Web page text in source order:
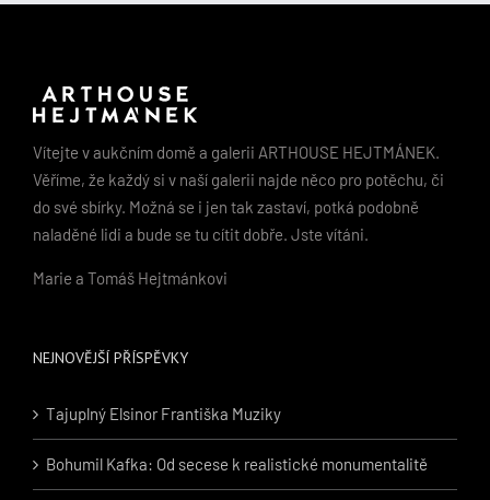
Vítejte v aukčním domě a galerii ARTHOUSE HEJTMÁNEK.
Věříme, že každý si v naší galerii najde něco pro potěchu, či
do své sbírky. Možná se i jen tak zastaví, potká podobně
naladěné lidi a bude se tu cítit dobře. Jste vítáni.
Marie a Tomáš Hejtmánkovi
NEJNOVĚJŠÍ PŘÍSPĚVKY
Tajuplný Elsinor Františka Muziky
Bohumil Kafka: Od secese k realistické monumentalitě